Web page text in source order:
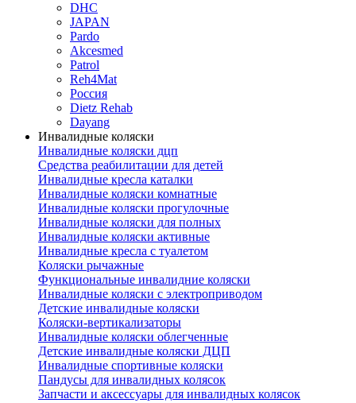
DHC
JAPAN
Pardo
Akcesmed
Patrol
Reh4Mat
Россия
Dietz Rehab
Dayang
Инвалидные коляски
Инвалидные коляски дцп
Средства реабилитации для детей
Инвалидные кресла каталки
Инвалидные коляски комнатные
Инвалидные коляски прогулочные
Инвалидные коляски для полных
Инвалидные коляски активные
Инвалидные кресла с туалетом
Коляски рычажные
Функциональные инвалидние коляски
Инвалидные коляски с электроприводом
Детские инвалидные коляски
Коляски-вертикализаторы
Инвалидные коляски облегченные
Детские инвалидные коляски ДЦП
Инвалидные спортивные коляски
Пандусы для инвалидных колясок
Запчасти и аксессуары для инвалидных колясок